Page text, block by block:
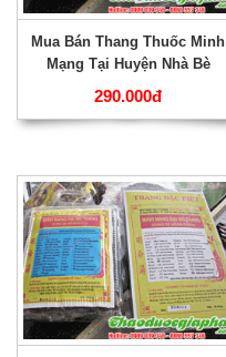
Mua Bán Thang Thuốc Minh
Mạng Tại Huyện Nhà Bè
290.000đ